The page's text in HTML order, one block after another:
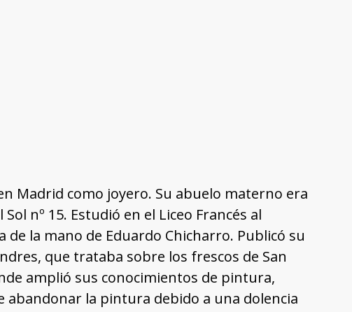
Madrid como joyero. Su abuelo materno era
nº 15. Estudió en el Liceo Francés al
la mano de Eduardo Chicharro. Publicó su
que trataba sobre los frescos de San
amplió sus conocimientos de pintura,
abandonar la pintura debido a una dolencia